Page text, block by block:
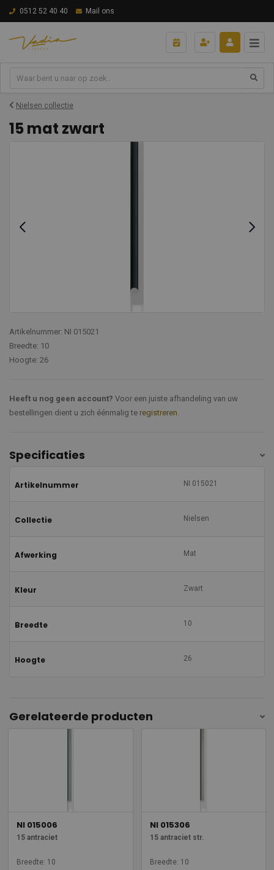
0512 52 40 40 Mail ons
Nielsen collectie
15 mat zwart
Artikelnummer: NI 015021
Breedte: 10
Hoogte: 26
Heeft u nog geen account? Voor een juiste afhandeling van uw
bestellingen dient u zich éénmalig te registreren.
Specificaties
Artikelnummer NI 015021
Collectie Nielsen
Afwerking Mat
Kleur Zwart
Breedte 10
Hoogte 26
Gerelateerde producten
NI 015006
15 antraciet
Breedte: 10
NI 015306
15 antraciet str.
Breedte: 10